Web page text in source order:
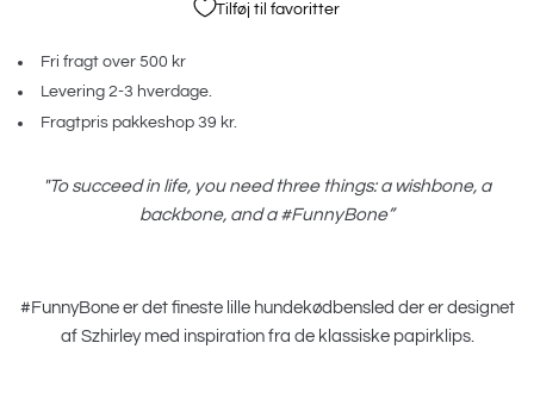
Tilføj til favoritter
Fri fragt over 500 kr
Levering 2-3 hverdage.
Fragtpris pakkeshop 39 kr.
"To succeed in life, you need three things: a wishbone, a
backbone, and a #FunnyBone”
#FunnyBone er det fineste lille hundekødbensled der er designet
af Szhirley med inspiration fra de klassiske papirklips.